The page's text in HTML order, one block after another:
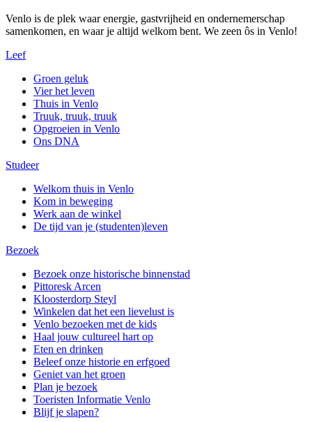
Venlo is de plek waar energie, gastvrijheid en ondernemerschap
samenkomen, en waar je altijd welkom bent. We zeen ôs in Venlo!
Leef
Groen geluk
Vier het leven
Thuis in Venlo
Truuk, truuk, truuk
Opgroeien in Venlo
Ons DNA
Studeer
Welkom thuis in Venlo
Kom in beweging
Werk aan de winkel
De tijd van je (studenten)leven
Bezoek
Bezoek onze historische binnenstad
Pittoresk Arcen
Kloosterdorp Steyl
Winkelen dat het een lievelust is
Venlo bezoeken met de kids
Haal jouw cultureel hart op
Eten en drinken
Beleef onze historie en erfgoed
Geniet van het groen
Plan je bezoek
Toeristen Informatie Venlo
Blijf je slapen?